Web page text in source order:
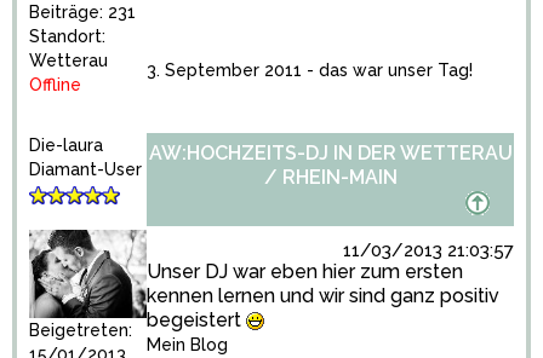
Beiträge: 231
Standort:
Wetterau
Offline
3. September 2011 - das war unser Tag!
Die-laura
Diamant-User
Beigetreten:
AW:HOCHZEITS-DJ IN DER WETTERAU
/ RHEIN-MAIN
11/03/2013 21:03:57
Unser DJ war eben hier zum ersten
kennen lernen und wir sind ganz positiv
begeistert
Mein Blog